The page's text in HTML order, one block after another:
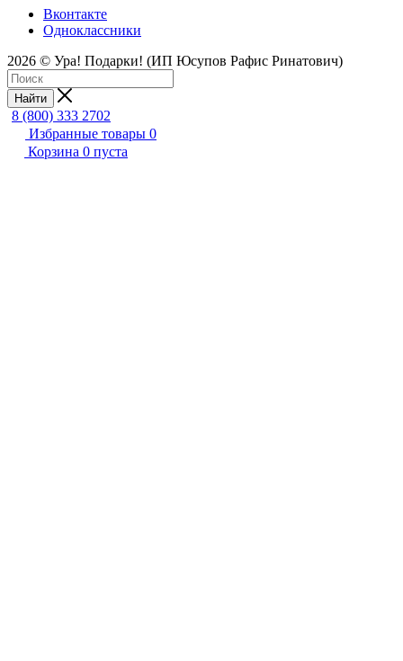
Вконтакте
Одноклассники
2026 © Ура! Подарки! (ИП Юсупов Рафис Ринатович)
Найти
8 (800) 333 2702
Избранные товары 0
Корзина 0 пуста